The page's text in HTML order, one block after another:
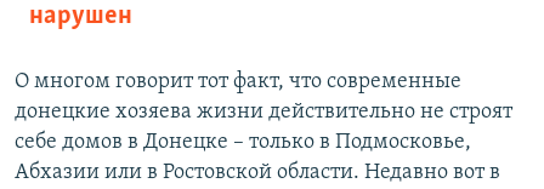
нарушен
О многом говорит тот факт, что современные
донецкие хозяева жизни действительно не строят
себе домов в Донецке – только в Подмосковье,
Абхазии или в Ростовской области. Недавно вот в